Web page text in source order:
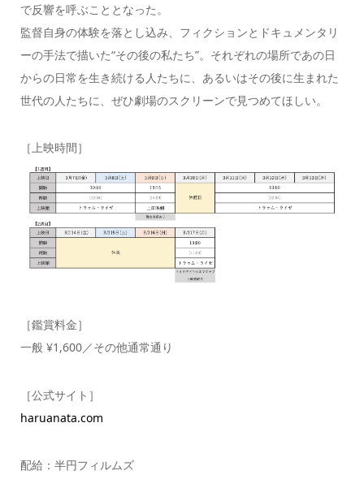
で反響を呼ぶこととなった。
監督自身の体験を落とし込み、フィクションとドキュメンタリ
ーの手法で描いた“その後の私たち”。それぞれの場所であの日
からの日常を生き続ける人たちに、あるいはその後に生まれた
世代の人たちに、ぜひ劇場のスクリーンで見つめてほしい。
［上映時間］
［鑑賞料金］
一般 ¥1,600／その他通常通り
［公式サイト］
haruanata.com
配給：半円フィルムズ